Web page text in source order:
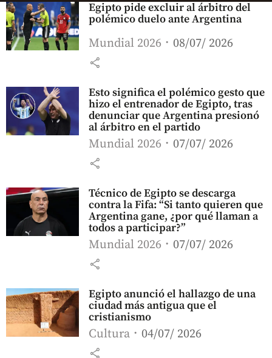
Egipto pide excluir al árbitro del
polémico duelo ante Argentina
Mundial 2026 08/07/ 2026
share
Esto significa el polémico gesto que
hizo el entrenador de Egipto, tras
denunciar que Argentina presionó
al árbitro en el partido
Mundial 2026 07/07/ 2026
share
Técnico de Egipto se descarga
contra la Fifa: “Si tanto quieren que
Argentina gane, ¿por qué llaman a
todos a participar?”
Mundial 2026 07/07/ 2026
share
Egipto anunció el hallazgo de una
ciudad más antigua que el
cristianismo
Cultura 04/07/ 2026
share